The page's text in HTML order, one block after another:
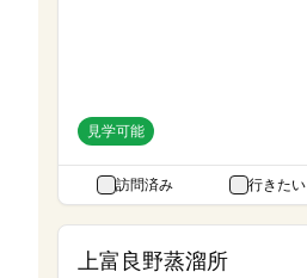
見学可能
訪問済み 行きたい
上富良野蒸溜所